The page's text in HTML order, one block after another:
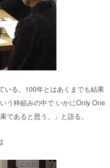
いる。100年とはあくまでも結果
う枠組みの中で いかにOnly One
であると思う。」と語る。